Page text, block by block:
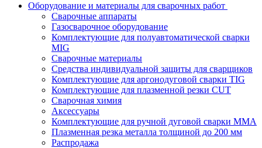
Оборудование и материалы для сварочных работ
Сварочные аппараты
Газосварочное оборудование
Комплектующие для полуавтоматической сварки
MIG
Сварочные материалы
Средства индивидуальной защиты для сварщиков
Комплектующие для аргонодуговой сварки TIG
Комплектующие для плазменной резки CUT
Сварочная химия
Аксессуары
Комплектующие для ручной дуговой сварки MMA
Плазменная резка металла толщиной до 200 мм
Распродажа